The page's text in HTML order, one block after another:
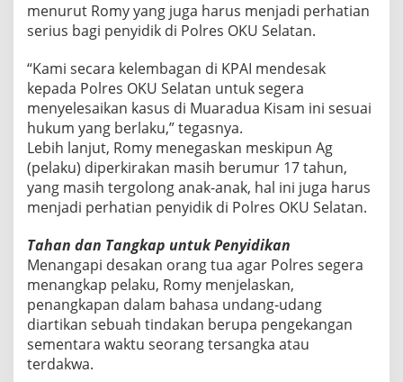
menurut Romy yang juga harus menjadi perhatian
serius bagi penyidik di Polres OKU Selatan.
“Kami secara kelembagan di KPAI mendesak
kepada Polres OKU Selatan untuk segera
menyelesaikan kasus di Muaradua Kisam ini sesuai
hukum yang berlaku,” tegasnya.
Lebih lanjut, Romy menegaskan meskipun Ag
(pelaku) diperkirakan masih berumur 17 tahun,
yang masih tergolong anak-anak, hal ini juga harus
menjadi perhatian penyidik di Polres OKU Selatan.
Tahan dan Tangkap untuk Penyidikan
Menangapi desakan orang tua agar Polres segera
menangkap pelaku, Romy menjelaskan,
penangkapan dalam bahasa undang-udang
diartikan sebuah tindakan berupa pengekangan
sementara waktu seorang tersangka atau
terdakwa.